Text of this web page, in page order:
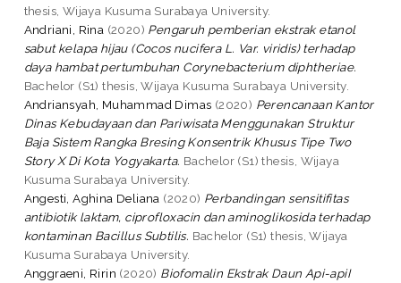
thesis, Wijaya Kusuma Surabaya University.
Andriani, Rina (2020) Pengaruh pemberian ekstrak etanol
sabut kelapa hijau (Cocos nucifera L. Var. viridis) terhadap
daya hambat pertumbuhan Corynebacterium diphtheriae.
Bachelor (S1) thesis, Wijaya Kusuma Surabaya University.
Andriansyah, Muhammad Dimas (2020) Perencanaan Kantor
Dinas Kebudayaan dan Pariwisata Menggunakan Struktur
Baja Sistem Rangka Bresing Konsentrik Khusus Tipe Two
Story X Di Kota Yogyakarta. Bachelor (S1) thesis, Wijaya
Kusuma Surabaya University.
Angesti, Aghina Deliana (2020) Perbandingan sensitifitas
antibiotik laktam, ciprofloxacin dan aminoglikosida terhadap
kontaminan Bacillus Subtilis. Bachelor (S1) thesis, Wijaya
Kusuma Surabaya University.
Anggraeni, Ririn (2020) Biofomalin Ekstrak Daun Api-apiI